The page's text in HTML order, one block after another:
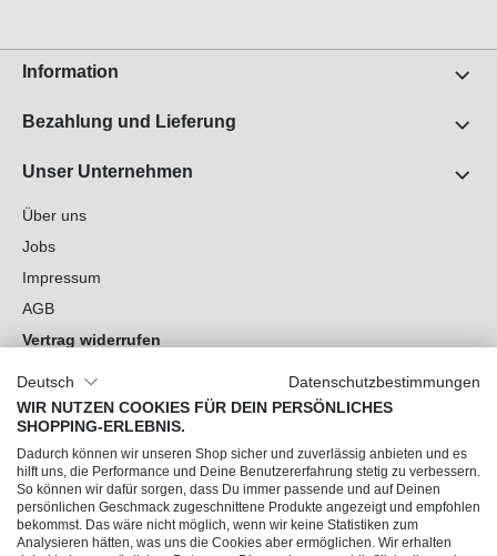
Information
Bezahlung und Lieferung
Unser Unternehmen
Über uns
Jobs
Impressum
AGB
Vertrag widerrufen
Cookie-Einstellungen
Du hast Fragen?
Unsere Socials
Deutsch
Datenschutzbestimmungen
WIR NUTZEN COOKIES FÜR DEIN PERSÖNLICHES
SHOPPING-ERLEBNIS.
Dadurch können wir unseren Shop sicher und zuverlässig anbieten und es
hilft uns, die Performance und Deine Benutzererfahrung stetig zu verbessern.
So können wir dafür sorgen, dass Du immer passende und auf Deinen
persönlichen Geschmack zugeschnittene Produkte angezeigt und empfohlen
bekommst. Das wäre nicht möglich, wenn wir keine Statistiken zum
Analysieren hätten, was uns die Cookies aber ermöglichen. Wir erhalten